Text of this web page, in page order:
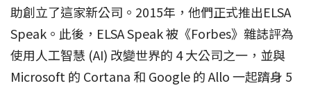
助創立了這家新公司。2015年，他們正式推出ELSA
Speak。此後，ELSA Speak 被《Forbes》雜誌評為
使用人工智慧 (AI) 改變世界的 4 大公司之一，並與
Microsoft 的 Cortana 和 Google 的 Allo 一起躋身 5